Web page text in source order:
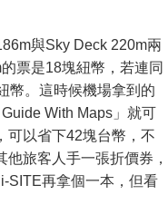
與Sky Deck 220m兩
票是18塊紐幣，若連同
幣。這時候機場拿到的
With Maps」就可
可以省下42塊台幣，不
旅客人手一張折價券，
SITE再拿個一本，但看